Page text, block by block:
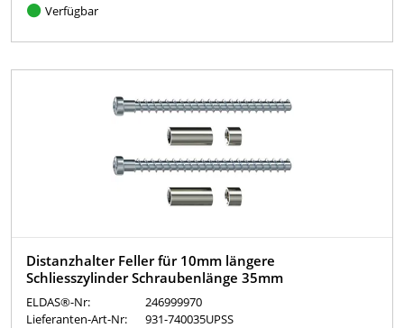
Verfügbar
Distanzhalter Feller für 10mm längere
Schliesszylinder Schraubenlänge 35mm
ELDAS®-Nr:
246999970
Lieferanten-Art-Nr:
931-740035UPSS